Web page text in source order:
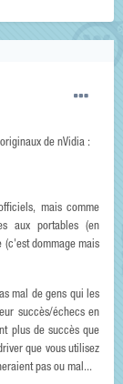
de nVidia :
mais comme
aux portables (en
dommage mais
mal de gens qui les
succès/échecs en
plus de succès que
que vous utilisez
pas ou mal...